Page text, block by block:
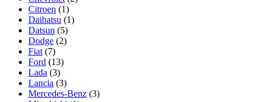
Citroen (1)
Daihatsu (1)
Datsun (5)
Dodge (2)
Fiat (7)
Ford (13)
Lada (3)
Lancia (3)
Mercedes-Benz (3)